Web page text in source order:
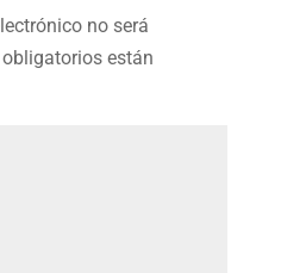
no será
están